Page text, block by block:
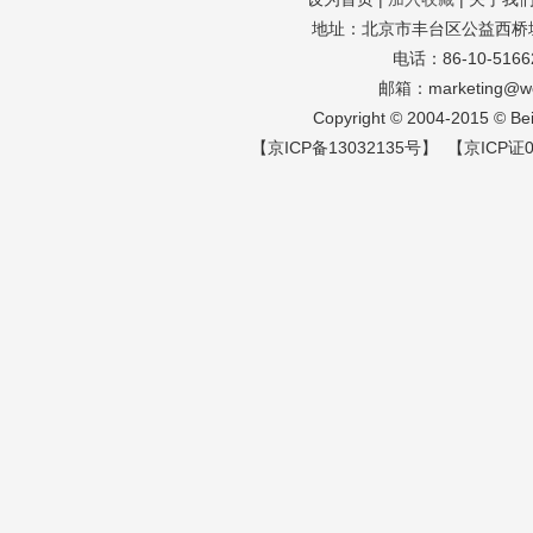
地址：北京市丰台区公益西
电话：86-10-
邮箱：
Copyright © 2004-2015 ©
【京ICP备13032135号】 【京ICP